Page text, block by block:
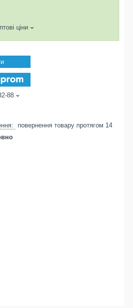
ціни
88
повернення товару протягом 14